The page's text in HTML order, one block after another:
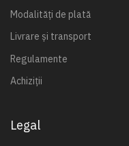
Modalități de plată
Livrare și transport
Regulamente
Achiziții
Legal